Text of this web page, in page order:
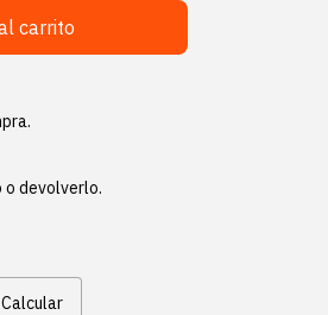
o devolverlo.
Calcular